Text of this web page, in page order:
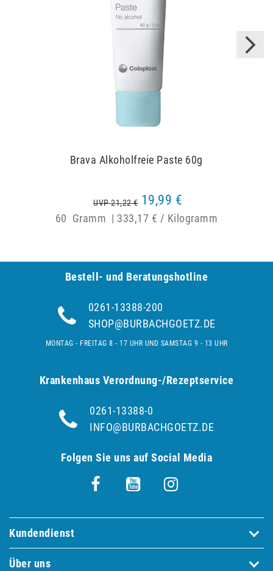
Brava Alkoholfreie Paste 60g
UVP 21,22 € 19,99 €
60 Gramm | 333,17 € / Kilogramm
Bestell- und Be­ra­tungs­hot­line
0261-13388-200
SHOP@BURBACHGOETZ.DE
MONTAG - FREITAG 8 - 17 UHR UND SAMSTAG 9 - 13 UHR
Krankenhaus Verordnung-/Rezeptservice
0261-13388-0
INFO@BURBACHGOETZ.DE
Folgen Sie uns auf Social Media
Kundendienst
Über uns